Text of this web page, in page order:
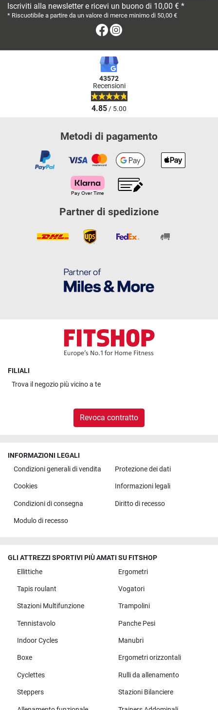
Iscriviti alla newsletter e ricevi un buono di 10,00 € *
* Riscuotibile a partire da un valore di merce minimo di 50,00 €
Facebook
43572
Recensioni
4.85/ 5.00
Metodi di pagamento
Partner di spedizione
FILIALI
Trova il negozio più vicino a te
Revoca contratto
INFORMAZIONI LEGALI
Condizioni generali di vendita
Protezione dei dati
Cookies Informazioni legali
Condizioni di consegna Diritto di recesso
Modulo di recesso
GLI ATTREZZI SPORTIVI PIÙ AMATI SU FITSHOP
Ellittiche
Ergometri
Tapis roulant Vogatori
Stazioni Multifunzione Trampolini
Tennistavolo Panche Pesi
Indoor Cycles Manubri
Boxe Ergometri orizzontali
Cyclettes Rulli da allenamento
Steppers Stazioni Bilanciere